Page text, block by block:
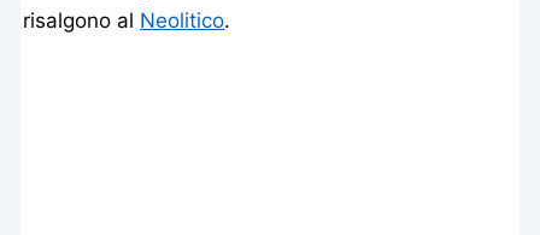
risalgono al Neolitico.